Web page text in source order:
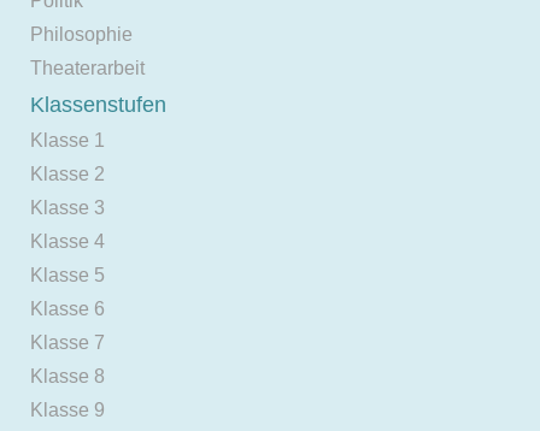
Philosophie
Theaterarbeit
Klassenstufen
Klasse 1
Klasse 2
Klasse 3
Klasse 4
Klasse 5
Klasse 6
Klasse 7
Klasse 8
Klasse 9